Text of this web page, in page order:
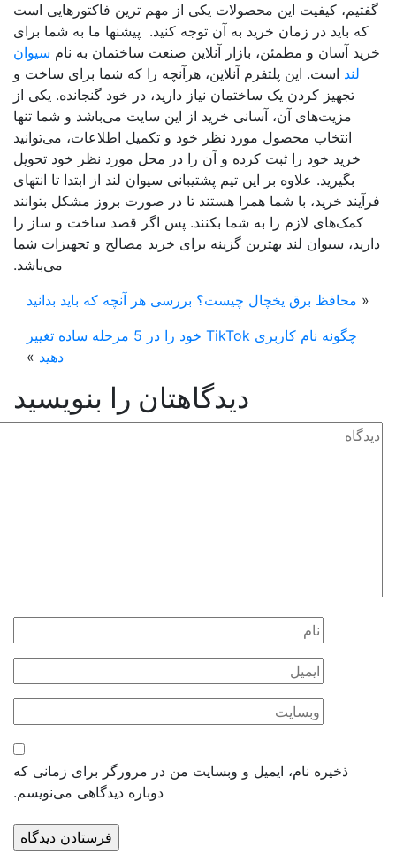
کیفیت این محصولات یکی از مهم ترین فاکتورهایی است
که باید در زمان خرید به آن توجه کنید. پیشنها ما به شما برای
آسان و مطمئن، بازار آنلاین صنعت ساختمان به نام سیوان
است. این پلتفرم آنلاین، هرآنچه را که شما برای ساخت و
تجهیز کردن یک ساختمان نیاز دارید، در خود گنجانده. یکی از
مزیت‌های آن، آسانی خرید از این سایت می‌باشد و شما تنها
انتخاب محصول مورد نظر خود و تکمیل اطلاعات، می‌توانید
خرید خود را ثبت کرده و آن را در محل مورد نظر خود تحویل
بگیرید. علاوه بر این تیم پشتیبانی سیوان لند از ابتدا تا انتهای
خرید، با شما همرا هستند تا در صورت بروز مشکل بتوانند
کمک‌های لازم را به شما بکنند. پس اگر قصد ساخت و ساز را
سیوان لند بهترین گزینه برای خرید مصالح و تجهیزات شما
می‌باشد.
محافظ برق یخچال چیست؟ بررسی هر آنچه که باید بدانید
چگونه نام کاربری TikTok خود را در 5 مرحله ساده تغییر
»
دیدگاهتان را بنویسید
ذخیره نام، ایمیل و وبسایت من در مرورگر برای زمانی که
دوباره دیدگاهی می‌نویسم.